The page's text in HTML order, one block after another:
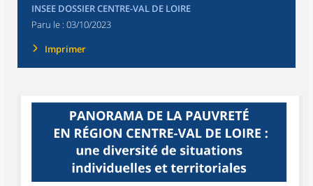
INSEE DOSSIER CENTRE-VAL DE LOIRE
Paru le : 03/10/2023
Imprimer